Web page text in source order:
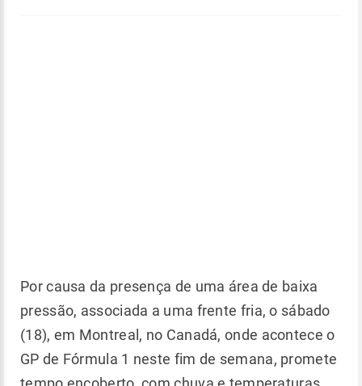
Por causa da presença de uma área de baixa
pressão, associada a uma frente fria, o sábado
(18), em Montreal, no Canadá, onde acontece o
GP de Fórmula 1 neste fim de semana, promete